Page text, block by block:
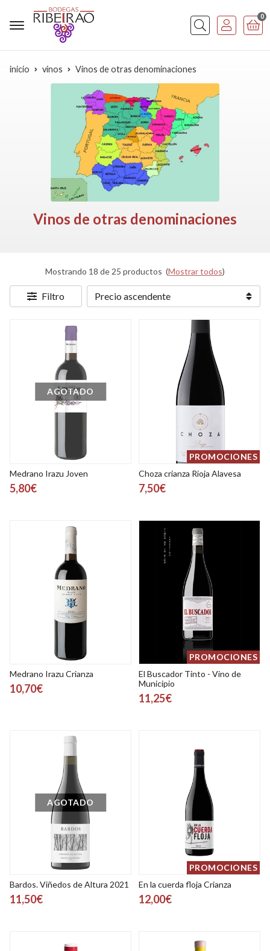
Buscar
0
inicio vinos Vinos de otras denominaciones
Vinos de otras denominaciones
Mostrando 18 de 25 productos (Mostrar todos)
Filtro
AGOTADO
Medrano Irazu Joven
5,80€
PROMOCIONES
Choza crianza Rioja Alavesa
7,50€
Medrano Irazu Crianza
10,70€
PROMOCIONES
El Buscador Tinto - Vino de
Municipio
11,25€
AGOTADO
Bardos. Viñedos de Altura 2021
11,50€
PROMOCIONES
En la cuerda floja Crianza
12,00€